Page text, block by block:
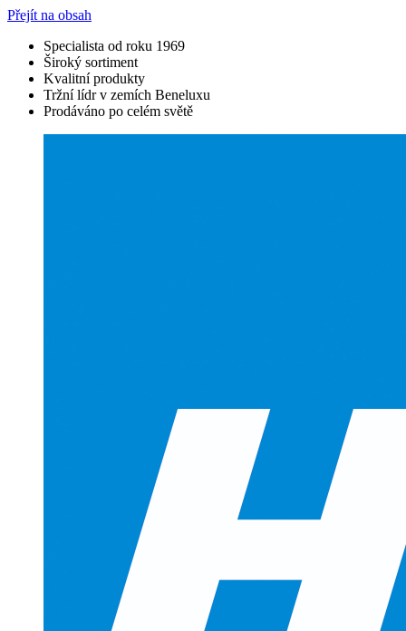
Přejít na obsah
Specialista od roku 1969
Široký sortiment
Kvalitní produkty
Tržní lídr v zemích Beneluxu
Prodáváno po celém světě